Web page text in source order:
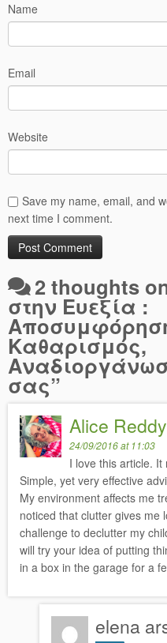
Name
Email
Website
Save my name, email, and
next time I comment.
2 thoughts
στην Ευεξία :
Καθαρισμός,
σας”
Alice Reddy
24/09/2016 at 11:03
I love this article.
Simple, yet very effective
My environment affects me
noticed that clutter gives me
challenge to declutter my
will try your idea of putting
in a box in the garage for a
elena